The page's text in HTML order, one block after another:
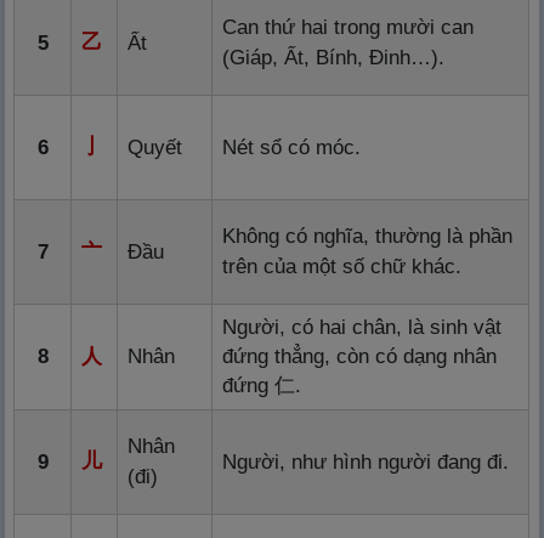
5 乙 Ất
Can thứ hai trong mười can
(Giáp, Ất, Bính, Đinh…).
6 Quyết Nét sổ có móc.
7 亠 Đầu
Không có nghĩa, thường là phần
trên của một số chữ khác.
8 人 Nhân
Người, có hai chân, là sinh vật
đứng thẳng, còn có dạng nhân
đứng 仁.
9 儿
Nghĩa: Chân người,người đang
Nhân
(đi)
Người, như hình người đang đi.